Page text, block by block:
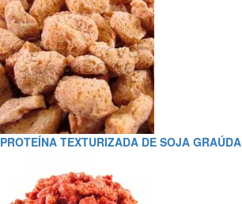
PROTEÍNA TEXTURIZADA DE SOJA GRAÚDA